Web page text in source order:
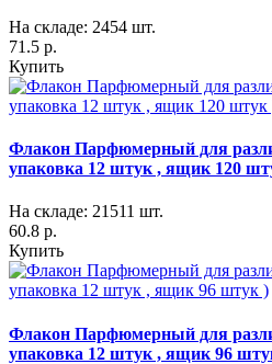
На складе: 2454 шт.
71.5 р.
Купить
Флакон Парфюмерный для
упаковка 12 штук , ящик 120
На складе: 21511 шт.
60.8 р.
Купить
Флакон Парфюмерный для
упаковка 12 штук , ящик 96